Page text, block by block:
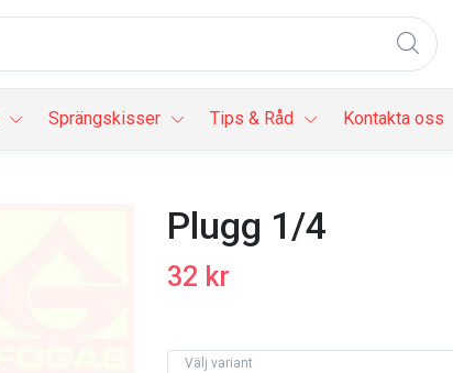
Sprängskisser Tips & Råd Kontakta oss
Plugg 1/4
32 kr
Välj variant